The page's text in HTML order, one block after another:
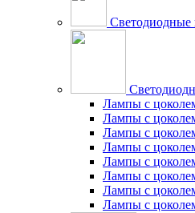
Светодиодные
Лампы с
Лампы с
Лампы с
Лампы с
Лампы с
Лампы с
Лампы с
Лампы с